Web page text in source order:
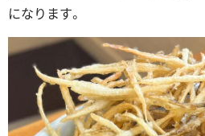
になります。